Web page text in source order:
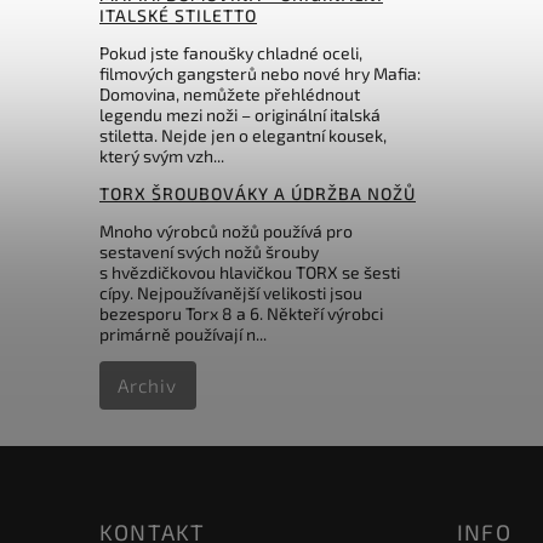
ITALSKÉ STILETTO
Pokud jste fanoušky chladné oceli,
filmových gangsterů nebo nové hry Mafia:
Domovina, nemůžete přehlédnout
legendu mezi noži – originální italská
stiletta. Nejde jen o elegantní kousek,
který svým vzh...
TORX ŠROUBOVÁKY A ÚDRŽBA NOŽŮ
Mnoho výrobců nožů používá pro
sestavení svých nožů šrouby
s hvězdičkovou hlavičkou TORX se šesti
cípy. Nejpoužívanější velikosti jsou
bezesporu Torx 8 a 6. Někteří výrobci
primárně používají n...
Archiv
KONTAKT INFO